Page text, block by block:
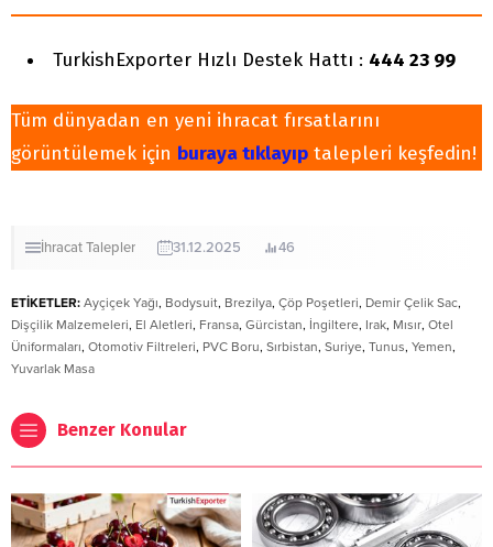
TurkishExporter Hızlı Destek Hattı : 444 23 99
Tüm dünyadan en yeni ihracat fırsatlarını
görüntülemek için buraya tıklayıp talepleri keşfedin!
İhracatTalepler 31.12.2025 46
ETİKETLER: Ayçiçek Yağı, Bodysuit, Brezilya, Çöp Poşetleri, Demir Çelik Sac,
Dişçilik Malzemeleri, El Aletleri, Fransa, Gürcistan, İngiltere, Irak, Mısır, Otel
Üniformaları, Otomotiv Filtreleri, PVC Boru, Sırbistan, Suriye, Tunus, Yemen,
Yuvarlak Masa
Benzer Konular